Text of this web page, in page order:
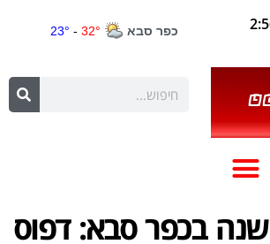
אחרי 85 שנה בכפר סבא: דפוס